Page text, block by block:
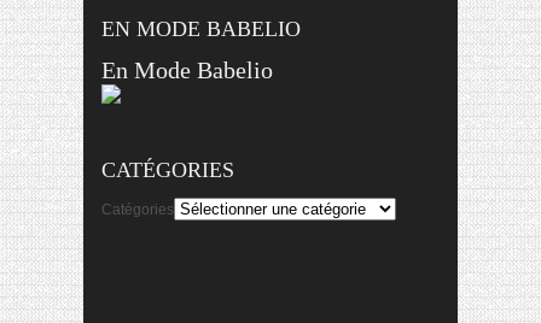
EN MODE BABELIO
En Mode Babelio
CATÉGORIES
Catégories